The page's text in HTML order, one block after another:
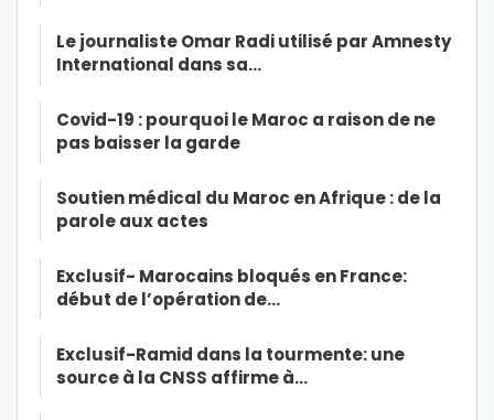
Le journaliste Omar Radi utilisé par Amnesty
International dans sa…
Covid-19 : pourquoi le Maroc a raison de ne
pas baisser la garde
Soutien médical du Maroc en Afrique : de la
parole aux actes
Exclusif- Marocains bloqués en France:
début de l’opération de…
Exclusif-Ramid dans la tourmente: une
source à la CNSS affirme à…